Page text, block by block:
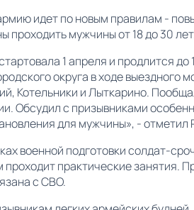
идет по новым правилам -
проходить мужчины от 18 до 30
1 апреля и продлится
округа в ходе выездного
Котельники и Лыткарино.
Обсудил с призывниками
для мужчины», - отметил
военной подготовки солдат-
проходит практические занятия.
с СВО.